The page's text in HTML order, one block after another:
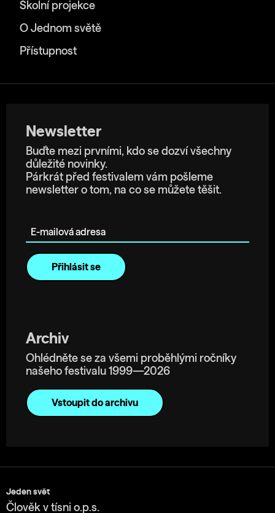
Školní projekce
O Jednom světě
Přístupnost
Newsletter
Buďte mezi prvními, kdo se dozví všechny
důležité novinky.
Párkrát před festivalem vám pošleme
newsletter o tom, na co se můžete těšit.
Archiv
Ohlédněte se za všemi proběhlými ročníky
našeho festivalu 1999—2026
Vstoupit do archivu
Jeden svět
Člověk v tísni o.p.s.